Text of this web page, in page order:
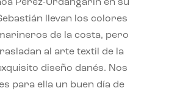
Pérez-Urdangarín en su
llevan los colores
de la costa, pero
al arte textil de la
diseño danés. Nos
para ella un buen día de